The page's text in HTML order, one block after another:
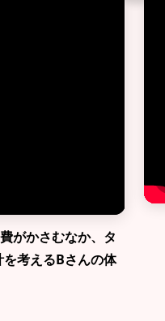
がかさむなか、タ
考えるBさんの体